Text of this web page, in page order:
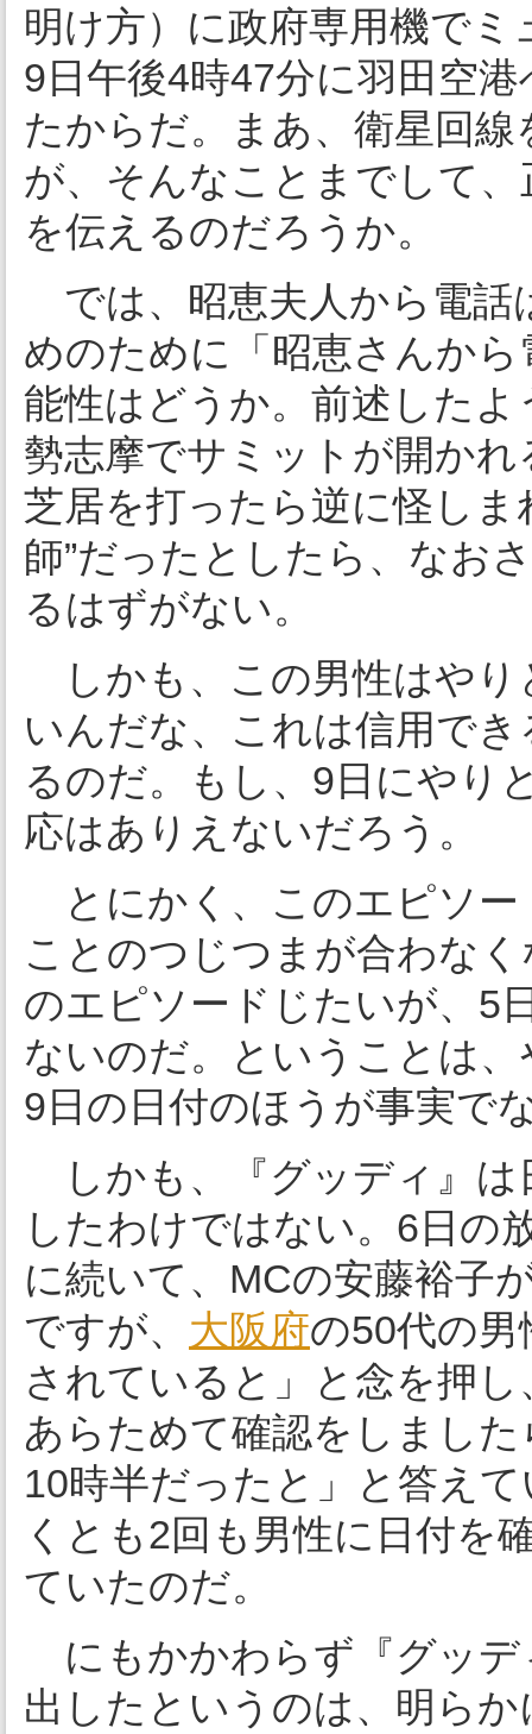
明け方）に政府専用機で
9日午後4時47分に羽田空
たからだ。まあ、衛星回
が、そんなことまでして
を伝えるのだろうか。
では、昭恵夫人から電話
めのために「昭恵さんか
能性はどうか。前述した
勢志摩でサミットが開か
芝居を打ったら逆に怪しま
師”だったとしたら、なお
るはずがない。
しかも、この男性はやり
いんだな、これは信用で
るのだ。もし、9日にやり
応はありえないだろう。
とにかく、このエピソー
ことのつじつまが合わな
のエピソードじたいが、5
ないのだ。ということは
9日の日付のほうが事実で
しかも、『グッディ』は
したわけではない。6日の
に続いて、MCの安藤裕子
ですが、 大阪府の50代の
されていると」と念を押
あらためて確認をしまし
10時半だったと」と答え
くとも2回も男性に日付を
ていたのだ。
にもかかわらず『グッデ
出したというのは、明ら